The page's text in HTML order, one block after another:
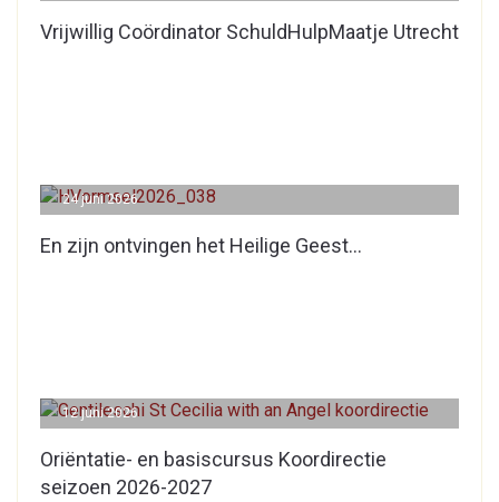
Vrijwillig Coördinator SchuldHulpMaatje Utrecht
En zijn ontvingen het Heilige Geest…
24 juni 2026
Oriëntatie- en basiscursus Koordirectie
seizoen 2026-2027
12 juni 2026